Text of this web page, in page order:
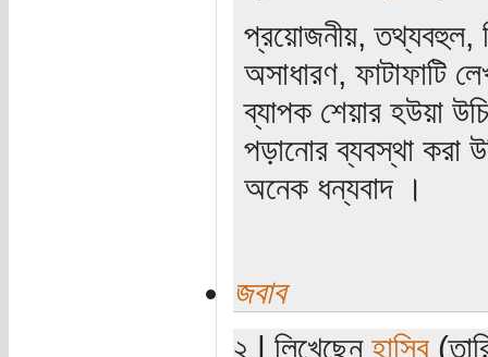
প্রয়োজনীয়, তথ্যবহুল,
অসাধারণ, ফাটাফাটি
ব্যাপক শেয়ার হউয়া
পড়ানোর ব্যবস্থা করা
অনেক ধন্যবাদ ।
জবাব
২ | লিখেছেন হাসিব